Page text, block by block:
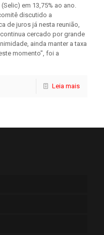
em 13,75% ao ano.
discutido a
de juros já nesta reunião,
cercado por grande
ainda manter a taxa
momento", foi a
Leia mais